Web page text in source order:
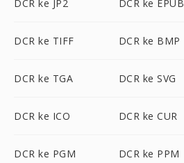
DCR ke JP2 DCR ke EPUB
DCR ke TIFF DCR ke BMP
DCR ke TGA DCR ke SVG
DCR ke ICO DCR ke CUR
DCR ke PGM DCR ke PPM